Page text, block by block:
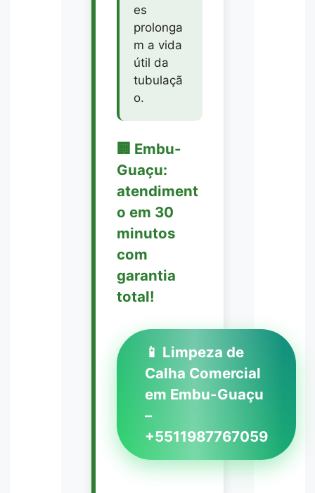
es
prolonga
m a vida
útil da
tubulaçã
o.
🏢 Embu-
Guaçu:
atendiment
o em 30
minutos
com
garantia
total!
📱 Limpeza de
Calha Comercial
em Embu-Guaçu
–
+5511987767059